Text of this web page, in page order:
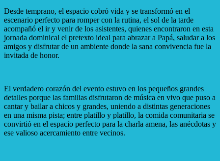
Desde temprano, el espacio cobró vida y se transformó en el
escenario perfecto para romper con la rutina, el sol de la tarde
acompañó el ir y venir de los asistentes, quienes encontraron en esta
jornada dominical el pretexto ideal para abrazar a Papá, saludar a los
amigos y disfrutar de un ambiente donde la sana convivencia fue la
invitada de honor.
El verdadero corazón del evento estuvo en los pequeños grandes
detalles porque las familias disfrutaron de música en vivo que puso a
cantar y bailar a chicos y grandes, uniendo a distintas generaciones
en una misma pista; entre platillo y platillo, la comida comunitaria se
convirtió en el espacio perfecto para la charla amena, las anécdotas y
ese valioso acercamiento entre vecinos.